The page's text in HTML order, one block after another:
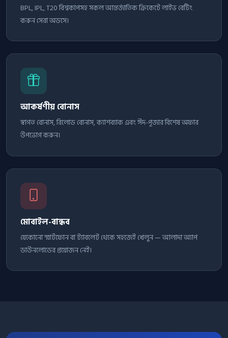
BPL, IPL, T20 বিশ্বকাপসহ সকল আন্তর্জাতিক ক্রিকেটে লাইভ বেটিং
করুন সেরা অডসে।
আকর্ষণীয় বোনাস
স্বাগত বোনাস, রিলোড বোনাস, ক্যাশব্যাক এবং ঈদ-পূজার বিশেষ অফার
উপভোগ করুন।
মোবাইল-বান্ধব
যেকোনো স্মার্টফোন বা ট্যাবলেট থেকে সহজেই খেলুন — আলাদা অ্যাপ
ডাউনলোডের প্রয়োজন নেই।